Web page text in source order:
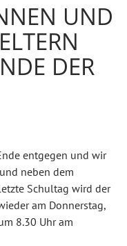
UND
DER
entgegen und wir
neben dem
Schultag wird der
am Donnerstag,
8.30 Uhr am